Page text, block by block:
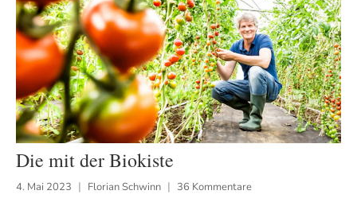
Die mit der Biokiste
4. Mai 2023 Florian Schwinn 36 Kommentare